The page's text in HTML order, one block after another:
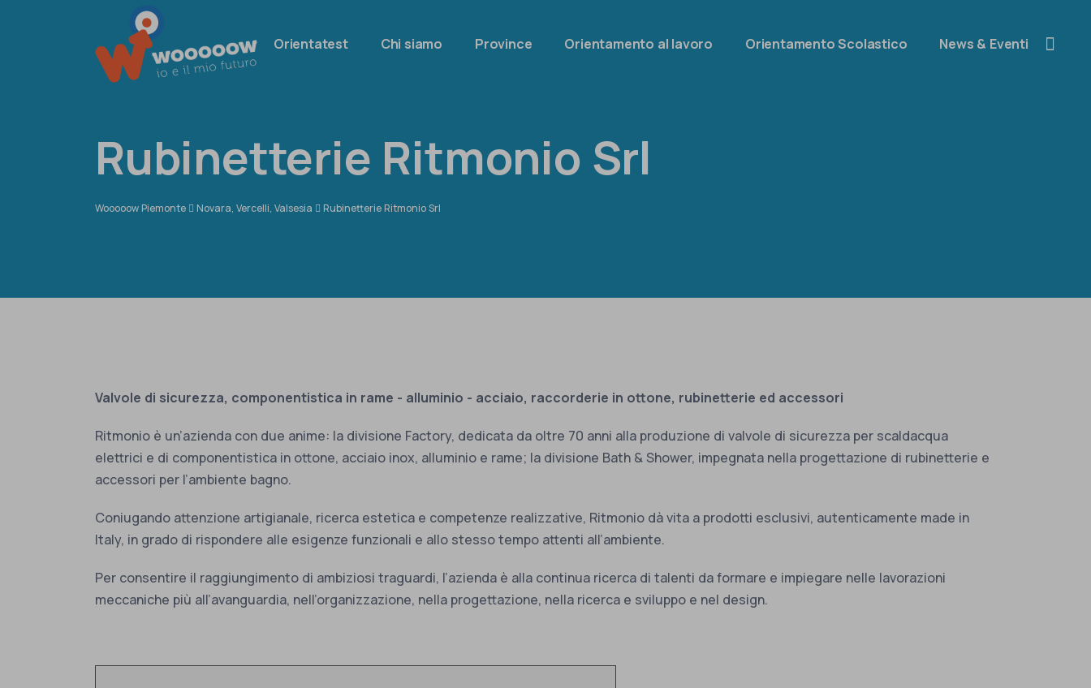
Orientatest Chi siamo Province Orientamento al lavoro Orientamento Scolastico News & Eventi
Rubinetterie Ritmonio Srl
Wooooow Piemonte Novara, Vercelli, Valsesia Rubinetterie Ritmonio Srl
Valvole di sicurezza, componentistica in rame - alluminio - acciaio, raccorderie in ottone, rubinetterie ed accessori
Ritmonio è un’azienda con due anime: la divisione Factory, dedicata da oltre 70 anni alla produzione di valvole di sicurezza per scaldacqua
elettrici e di componentistica in ottone, acciaio inox, alluminio e rame; la divisione Bath & Shower, impegnata nella progettazione di rubinetterie e
accessori per l’ambiente bagno.
Coniugando attenzione artigianale, ricerca estetica e competenze realizzative, Ritmonio dà vita a prodotti esclusivi, autenticamente made in
Italy, in grado di rispondere alle esigenze funzionali e allo stesso tempo attenti all’ambiente.
Per consentire il raggiungimento di ambiziosi traguardi, l’azienda è alla continua ricerca di talenti da formare e impiegare nelle lavorazioni
meccaniche più all’avanguardia, nell’organizzazione, nella progettazione, nella ricerca e sviluppo e nel design.